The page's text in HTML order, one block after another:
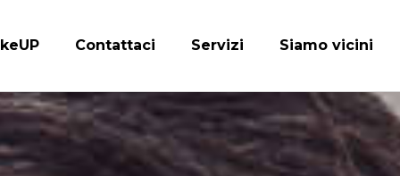
Contattaci Servizi Siamo vicini